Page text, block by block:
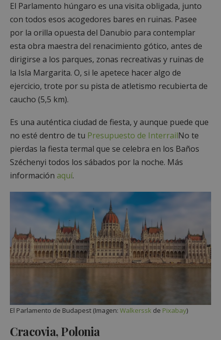
El Parlamento húngaro es una visita obligada, junto
con todos esos acogedores bares en ruinas. Pasee
por la orilla opuesta del Danubio para contemplar
esta obra maestra del renacimiento gótico, antes de
dirigirse a los parques, zonas recreativas y ruinas de
la Isla Margarita. O, si le apetece hacer algo de
ejercicio, trote por su pista de atletismo recubierta de
caucho (5,5 km).
Es una auténtica ciudad de fiesta, y aunque puede que
no esté dentro de tu Presupuesto de InterrailNo te
pierdas la fiesta termal que se celebra en los Baños
Széchenyi todos los sábados por la noche. Más
información aquí.
El Parlamento de Budapest (Imagen: Walkerssk de Pixabay)
Cracovia, Polonia